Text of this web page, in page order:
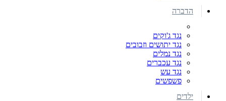
הדברה
נגד ג'וקים
נגד יתושים וזבובים
נגד נמלים
נגד עכברים
נגד עש
פשפשים
ילדים